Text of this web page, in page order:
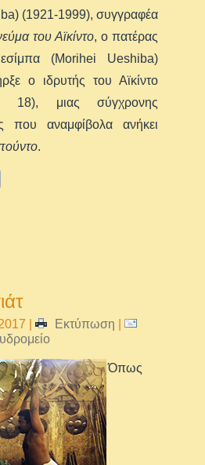
(1921-1999), συγγραφέα
του Αϊκίντο, ο πατέρας
(Morihei Ueshiba)
ο ιδρυτής του Αϊκίντο
18), μιας σύγχρονης
που αναμφίβολα ανήκει
.
| Εκτύπωση
Όπως